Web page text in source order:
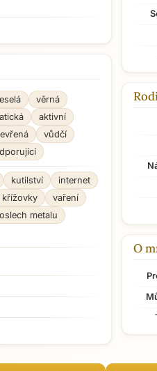
věrná
aktivní
vůdčí
kutilství
internet
křížovky
vaření
metalu
O